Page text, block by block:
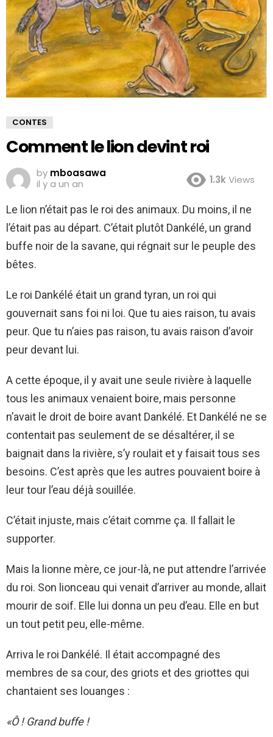
CONTES
Comment le lion devint roi
by mboasawa
il y a un an
1.3kViews
Le lion n’était pas le roi des animaux. Du moins, il ne
l’était pas au départ. C’était plutôt Dankélé, un grand
buffe noir de la savane, qui régnait sur le peuple des
bêtes.
Le roi Dankélé était un grand tyran, un roi qui
gouvernait sans foi ni loi. Que tu aies raison, tu avais
peur. Que tu n’aies pas raison, tu avais raison d’avoir
peur devant lui.
A cette époque, il y avait une seule rivière à laquelle
tous les animaux venaient boire, mais personne
n’avait le droit de boire avant Dankélé. Et Dankélé ne se
contentait pas seulement de se désaltérer, il se
baignait dans la rivière, s’y roulait et y faisait tous ses
besoins. C’est après que les autres pouvaient boire à
leur tour l’eau déjà souillée.
C’était injuste, mais c’était comme ça. Il fallait le
supporter.
Mais la lionne mère, ce jour-là, ne put attendre l’arrivée
du roi. Son lionceau qui venait d’arriver au monde, allait
mourir de soif. Elle lui donna un peu d’eau. Elle en but
un tout petit peu, elle-même.
Arriva le roi Dankélé. Il était accompagné des
membres de sa cour, des griots et des griottes qui
chantaient ses louanges :
«Ô ! Grand buffe !